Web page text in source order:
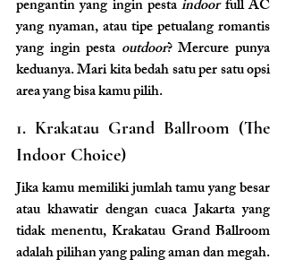
pengantin yang ingin pesta indoor full AC
yang nyaman, atau tipe petualang romantis
yang ingin pesta outdoor? Mercure punya
keduanya. Mari kita bedah satu per satu opsi
area yang bisa kamu pilih.
1. Krakatau Grand Ballroom (The
Indoor Choice)
Jika kamu memiliki jumlah tamu yang besar
atau khawatir dengan cuaca Jakarta yang
tidak menentu, Krakatau Grand Ballroom
adalah pilihan yang paling aman dan megah.